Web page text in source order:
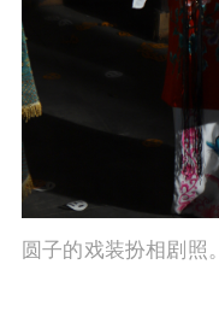
圆子的戏装扮相剧照